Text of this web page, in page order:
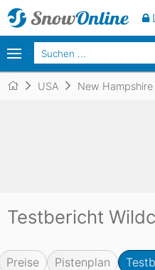
USA New Hampshire
Testbericht
Preise Pistenplan